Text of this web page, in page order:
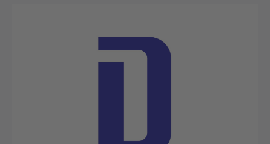
Afbeeldingengalerij overslaan